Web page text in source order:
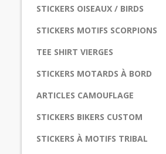
STICKERS OISEAUX / BIRDS
STICKERS MOTIFS SCORPIONS
TEE SHIRT VIERGES
STICKERS MOTARDS À BORD
ARTICLES CAMOUFLAGE
STICKERS BIKERS CUSTOM
STICKERS À MOTIFS TRIBAL